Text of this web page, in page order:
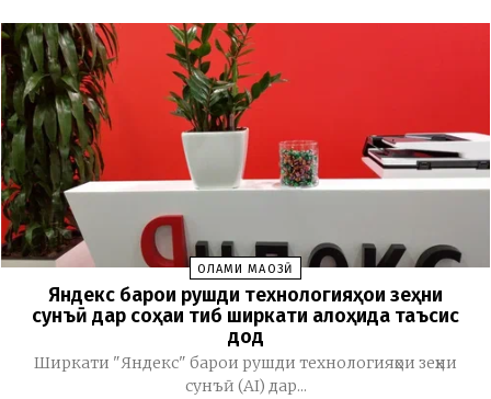
ОЛАМИ МАҶОЗӢ
Яндекс барои рушди технологияҳои зеҳни
сунъӣ дар соҳаи тиб ширкати алоҳида таъсис
дод
Ширкати "Яндекс" барои рушди технологияҳои зеҳни
сунъӣ (AI) дар...